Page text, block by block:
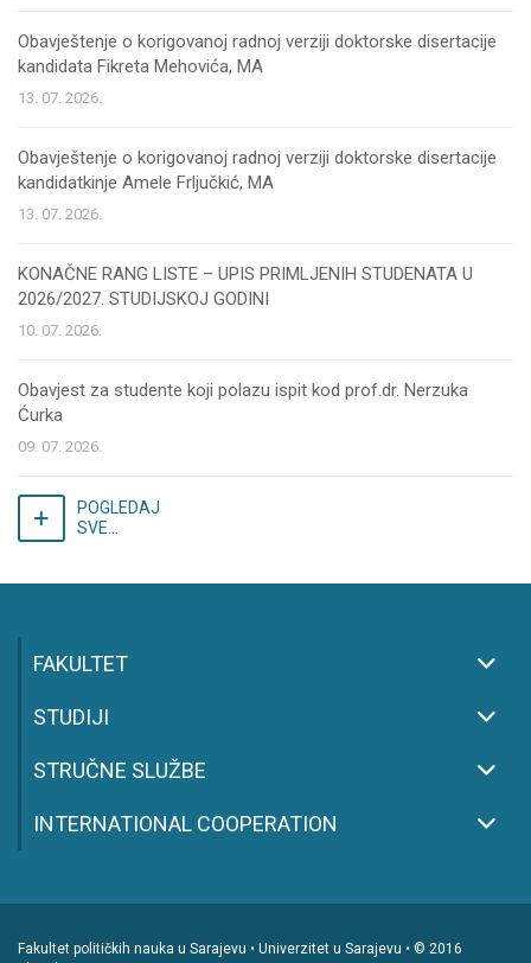
Obavještenje o korigovanoj radnoj verziji doktorske disertacije
kandidata Fikreta Mehovića, MA
13. 07. 2026.
Obavještenje o korigovanoj radnoj verziji doktorske disertacije
kandidatkinje Amele Frljučkić, MA
13. 07. 2026.
KONAČNE RANG LISTE – UPIS PRIMLJENIH STUDENATA U
2026/2027. STUDIJSKOJ GODINI
10. 07. 2026.
Obavjest za studente koji polazu ispit kod prof.dr. Nerzuka
Ćurka
09. 07. 2026.
POGLEDAJ
SVE...
FAKULTET
STUDIJI
STRUČNE SLUŽBE
INTERNATIONAL COOPERATION
Fakultet političkih nauka u Sarajevu • Univerzitet u Sarajevu • © 2016